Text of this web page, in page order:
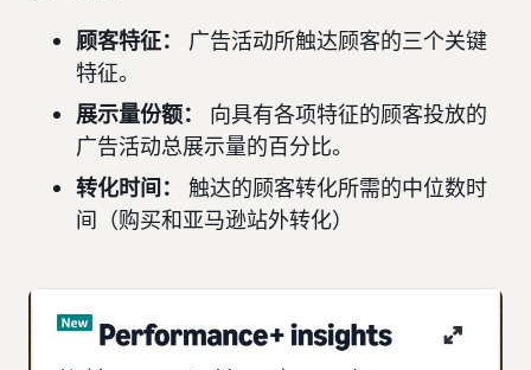
顾客特征： 广告活动所触达顾客的三个关键
特征。
展示量份额：
向具有各项特征的顾客投放的
广告活动总展示量的百分比。
转化时间：
触达的顾客转化所需的中位数时
间（购买和亚马逊站外转化）